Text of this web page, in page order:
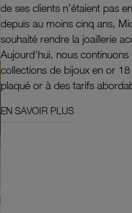
de ses clients n’étaient pas
depuis au moins cinq ans,
souhaité rendre la joaillerie
Aujourd'hui, nous
collections de bijoux en or
plaqué or à des tarifs
EN SAVOIR PLUS